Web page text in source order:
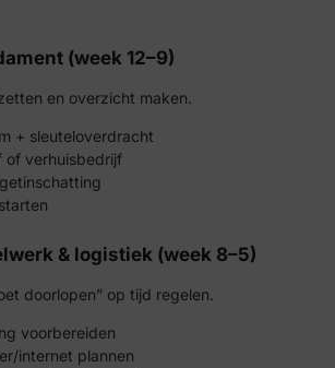
(week 12–9)
en overzicht maken.
+ sleuteloverdracht
of verhuisbedrijf
& logistiek (week 8–5)
doorlopen” op tijd regelen.
voorbereiden
internet plannen